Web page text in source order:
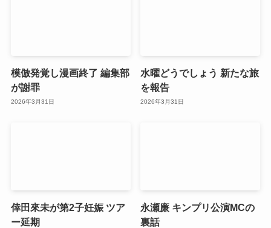
模倣発覚し漫画終了 編集部
が謝罪
2026年3月31日
水曜どうでしょう 新たな旅
を報告
2026年3月31日
倖田來未が第2子妊娠 ツア
ー延期
永瀬廉 キンプリ公演MCの
裏話